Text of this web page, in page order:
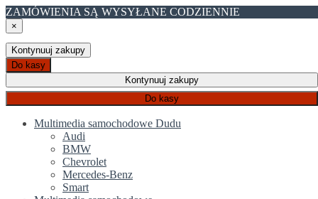
ZAMÓWIENIA SĄ WYSYŁANE CODZIENNIE
×
Kontynuuj zakupy
Do kasy
Kontynuuj zakupy
Do kasy
Multimedia samochodowe Dudu
Audi
BMW
Chevrolet
Mercedes-Benz
Smart